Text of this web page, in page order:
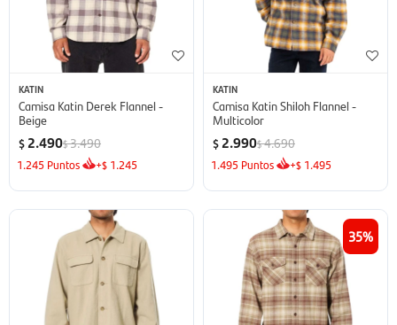
KATIN
Camisa Katin Derek Flannel -
Beige
$ 2.490$3.490
1.245 Puntos +$ 1.245
KATIN
Camisa Katin Shiloh Flannel -
Multicolor
$ 2.990$4.690
1.495 Puntos +$ 1.495
35